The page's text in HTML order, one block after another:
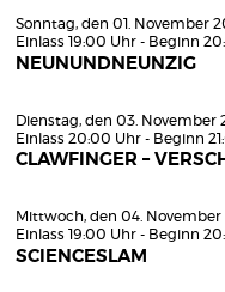
Sonntag, den 01. November
Einlass 19:00 Uhr - Beginn
NEUNUNDNEUNZIG
Dienstag, den 03. November
Einlass 20:00 Uhr - Beginn
CLAWFINGER –
Mittwoch, den 04. November
Einlass 19:00 Uhr - Beginn
SCIENCESLAM